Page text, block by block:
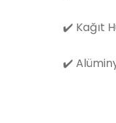
✔️ Kağıt
✔️